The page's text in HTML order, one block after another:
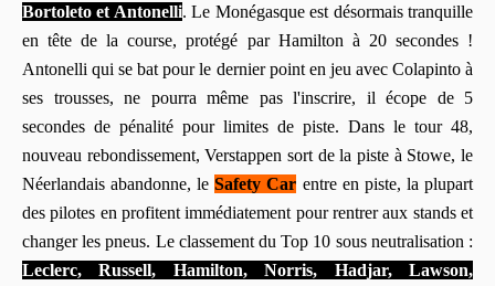
Bortoleto et Antonelli. Le Monégasque est désormais tranquille
en tête de la course, protégé par Hamilton à 20 secondes !
Antonelli qui se bat pour le dernier point en jeu avec Colapinto à
ses trousses, ne pourra même pas l'inscrire, il écope de 5
secondes de pénalité pour limites de piste. Dans le tour 48,
nouveau rebondissement, Verstappen sort de la piste à Stowe, le
Néerlandais abandonne, leSafety Car entre en piste, la plupart
des pilotes en profitent immédiatement pour rentrer aux stands et
changer les pneus. Le classement du Top 10 sous neutralisation :
Leclerc, Russell, Hamilton, Norris, Hadjar, Lawson,